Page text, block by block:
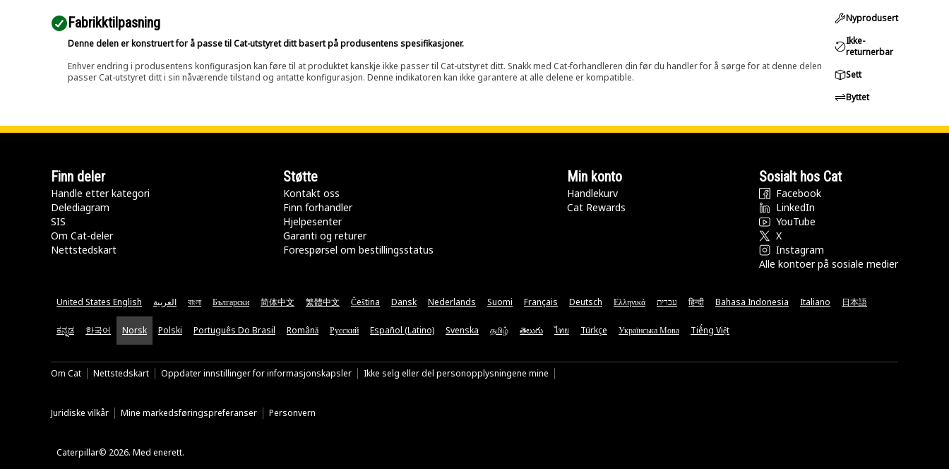
Fabrikktilpasning
Denne delen er konstruert for å passe til Cat-utstyret ditt basert på produsentens spesifikasjoner.
Enhver endring i produsentens konfigurasjon kan føre til at produktet kanskje ikke passer til Cat-utstyret ditt. Snakk med Cat-forhandleren din før du handler for å sørge for at denne delen
passer Cat-utstyret ditt i sin nåværende tilstand og antatte konfigurasjon. Denne indikatoren kan ikke garantere at alle delene er kompatible.
Nyprodusert
Ikke-
returnerbar
Sett
Byttet
Finn deler
Handle etter kategori
Delediagram
SIS
Om Cat-deler
Nettstedskart
Støtte
Kontakt oss
Finn forhandler
Hjelpesenter
Garanti og returer
Forespørsel om bestillingsstatus
Min konto
Handlekurv
Cat Rewards
Sosialt hos Cat
Facebook
LinkedIn
YouTube
X
Instagram
Alle kontoer på sosiale medier
United States English العربية বাংলা Български 简体中文 繁體中文 Čeština Dansk Nederlands Suomi Français Deutsch Ελληνικά עברית हिन्दी Bahasa Indonesia Italiano 日本語
ಕನ್ನಡ 한국어 Norsk Polski Português Do Brasil Română Русский Español (Latino) Svenska தமிழ் తెలుగు ไทย Türkçe Українська Мова Tiếng Việt
Om Cat Nettstedskart Oppdater innstillinger for informasjonskapsler Ikke selg eller del personopplysningene mine
Juridiske vilkår Mine markedsføringspreferanser Personvern
Caterpillar© 2026. Med enerett.